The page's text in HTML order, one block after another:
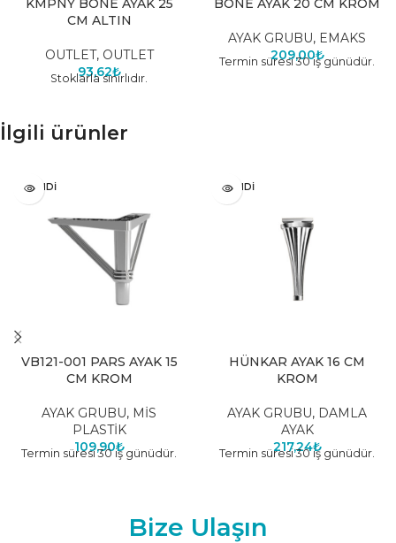
KMPNY BONE AYAK 25
CM ALTIN
OUTLET, OUTLET
93,62₺
Stoklarla sınırlıdır.
BONE AYAK 20 CM KROM
AYAK GRUBU, EMAKS
209,00₺
Termin süresi 30 iş günüdür.
İlgili ürünler
TÜKENDI
VB121-001 PARS AYAK 15
CM KROM
AYAK GRUBU, MİS
PLASTİK
109,90₺
Termin süresi 30 iş günüdür.
TÜKENDI
HÜNKAR AYAK 16 CM
KROM
AYAK GRUBU, DAMLA
AYAK
217,24₺
Termin süresi 30 iş günüdür.
Bize Ulaşın